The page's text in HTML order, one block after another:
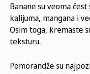
Banane su veoma čest
kalijuma, mangana i
Osim toga, kremaste
teksturu.
Pomorandže su